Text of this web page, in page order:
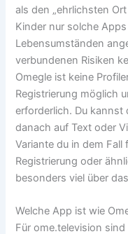
als den „ehrlichsten
Kinder nur solche
Lebensumständen
verbundenen Risiken
Omegle ist keine
Registrierung möglich
erforderlich. Du kannst
danach auf Text oder
Variante du in dem Fall
Registrierung oder
besonders viel über
Welche App ist wie
Für ome.television